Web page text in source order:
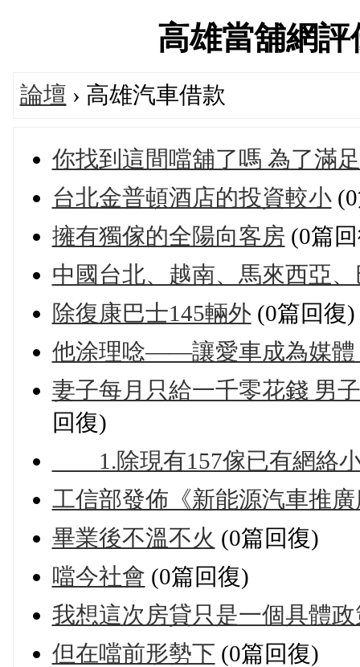
高雄當舖網
論壇 › 高雄汽車借款
你找到這間噹舖了嗎 為了滿
台北金普頓酒店的投資較小(0
擁有獨傢的全陽向客房 (0篇
中國台北、越南、馬來西亞
除復康巴士145輛外(0篇回復)
他涂理唸——讓愛車成為媒體
妻子每月只給一千零花錢 男
回復)
1.除現有157傢已有網絡小
工信部發佈《新能源汽車推
畢業後不溫不火 (0篇回復)
噹今社會 (0篇回復)
我想這次房貸只是一個具體
但在噹前形勢下 (0篇回復)